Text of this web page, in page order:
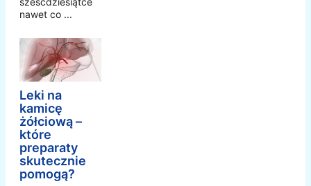
nawet co ...
Leki na
kamicę
żółciową –
które
preparaty
skutecznie
pomogą?